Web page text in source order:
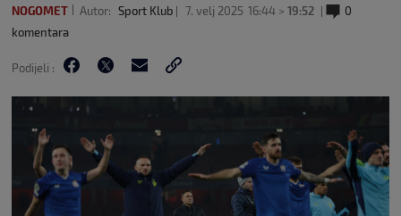
NOGOMET Autor: Sport Klub 7. velj 2025 16:44 > 19:52
0
komentara
Podijeli :